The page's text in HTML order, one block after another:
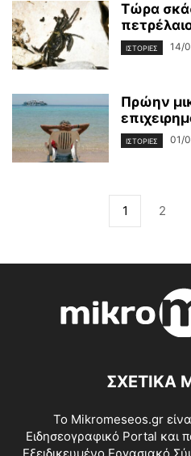
Τώρα
ΙΣΤΟΡΊΕΣ 14/
Πρώην
ΙΣΤΟΡΊΕΣ 01/
1 2
ΣΧΕΤΙΚΑ
Το Mikromeseos.gr
Ειδησεογραφικό Portal και